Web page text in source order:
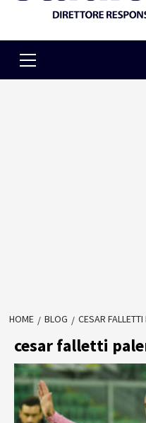
Menu
HOME BLOG CESAR
cesar falletti